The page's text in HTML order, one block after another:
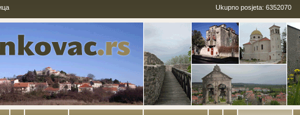
Ukupno posjeta: 6352070